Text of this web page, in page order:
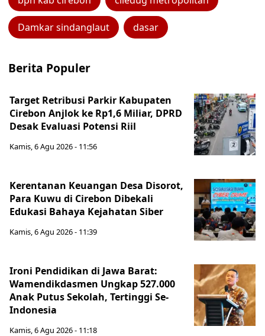
Damkar sindanglaut dasar
Berita Populer
Target Retribusi Parkir Kabupaten
Cirebon Anjlok ke Rp1,6 Miliar, DPRD
Desak Evaluasi Potensi Riil
Kamis, 6 Agu 2026 - 11:56
Kerentanan Keuangan Desa Disorot,
Para Kuwu di Cirebon Dibekali
Edukasi Bahaya Kejahatan Siber
Kamis, 6 Agu 2026 - 11:39
Ironi Pendidikan di Jawa Barat:
Wamendikdasmen Ungkap 527.000
Anak Putus Sekolah, Tertinggi Se-
Indonesia
Kamis, 6 Agu 2026 - 11:18